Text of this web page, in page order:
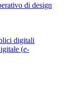
di design
digitali
(e-